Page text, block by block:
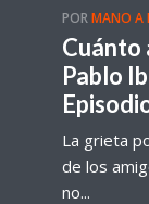
PORMANO A
Cuánto
Pablo
La grieta
de los
no...